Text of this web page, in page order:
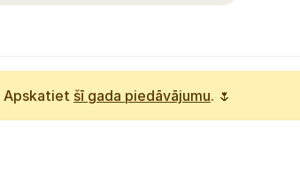
Apskatiet šī gada piedāvājumu. 🌷